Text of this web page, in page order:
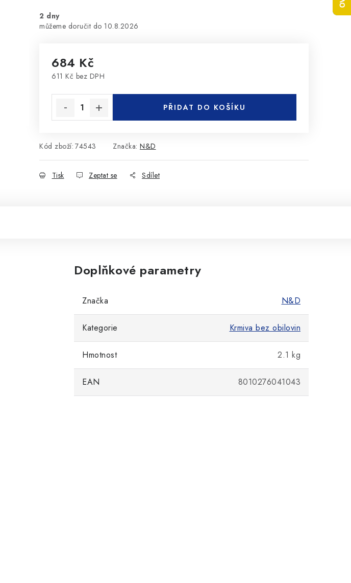
2 dny
10.8.2026
684 Kč
611 Kč bez DPH
PŘIDAT DO KOŠÍKU
Kód zboží: 74543 Značka: N&D
Tisk Zeptat se Sdílet
Doplňkové parametry
Značka N&D
Kategorie Krmiva bez obilovin
Hmotnost 2.1 kg
EAN 8010276041043